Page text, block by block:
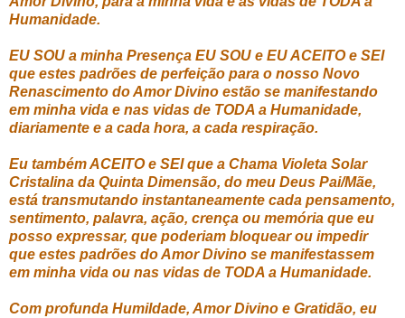
Humanidade.
EU SOU a minha Presença EU SOU e EU ACEITO e SEI
que estes padrões de perfeição para o nosso Novo
Renascimento do Amor Divino estão se manifestando
em minha vida e nas vidas de TODA a Humanidade,
diariamente e a cada hora, a cada respiração.
Eu também ACEITO e SEI que a Chama Violeta Solar
Cristalina da Quinta Dimensão, do meu Deus Pai/Mãe,
está transmutando instantaneamente cada pensamento,
sentimento, palavra, ação, crença ou memória que eu
posso expressar, que poderiam bloquear ou impedir
que estes padrões do Amor Divino se manifestassem
em minha vida ou nas vidas de TODA a Humanidade.
Com profunda Humildade, Amor Divino e Gratidão, eu